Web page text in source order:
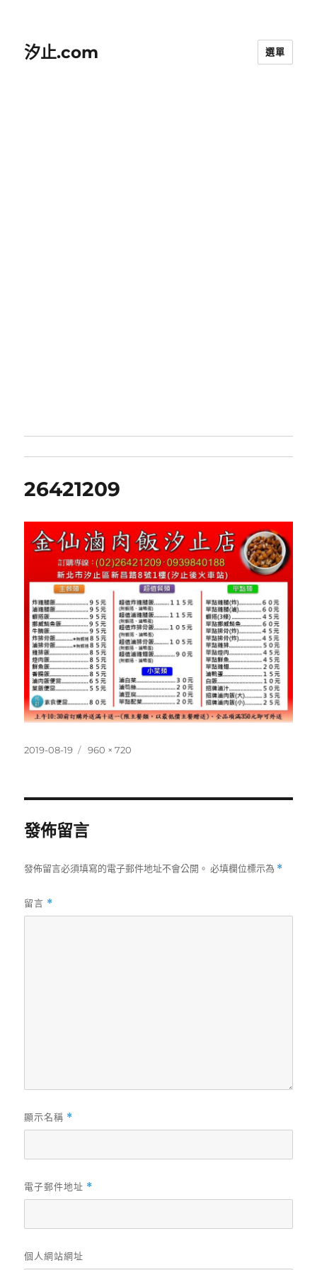
汐止.com 選單
26421209
發
2019-08-19
完
960 × 720
發佈留言
發佈留言必須填寫的電子郵件地址不會公開。 必填欄位標示為 *
留言 *
顯示名稱 *
電子郵件地址 *
個人網站網址